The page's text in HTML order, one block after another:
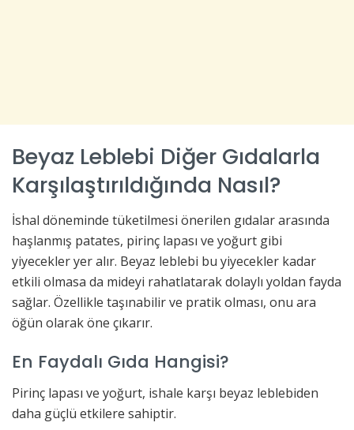
Beyaz Leblebi Diğer Gıdalarla
Karşılaştırıldığında Nasıl?
İshal döneminde tüketilmesi önerilen gıdalar arasında
haşlanmış patates, pirinç lapası ve yoğurt gibi
yiyecekler yer alır. Beyaz leblebi bu yiyecekler kadar
etkili olmasa da mideyi rahatlatarak dolaylı yoldan fayda
sağlar. Özellikle taşınabilir ve pratik olması, onu ara
öğün olarak öne çıkarır.
En Faydalı Gıda Hangisi?
Pirinç lapası ve yoğurt, ishale karşı beyaz leblebiden
daha güçlü etkilere sahiptir.